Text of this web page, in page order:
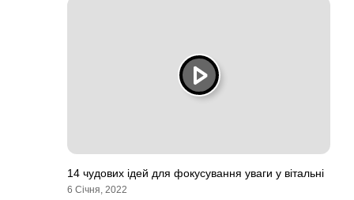
14 чудових ідей для фокусування уваги у вітальні
6 Січня, 2022